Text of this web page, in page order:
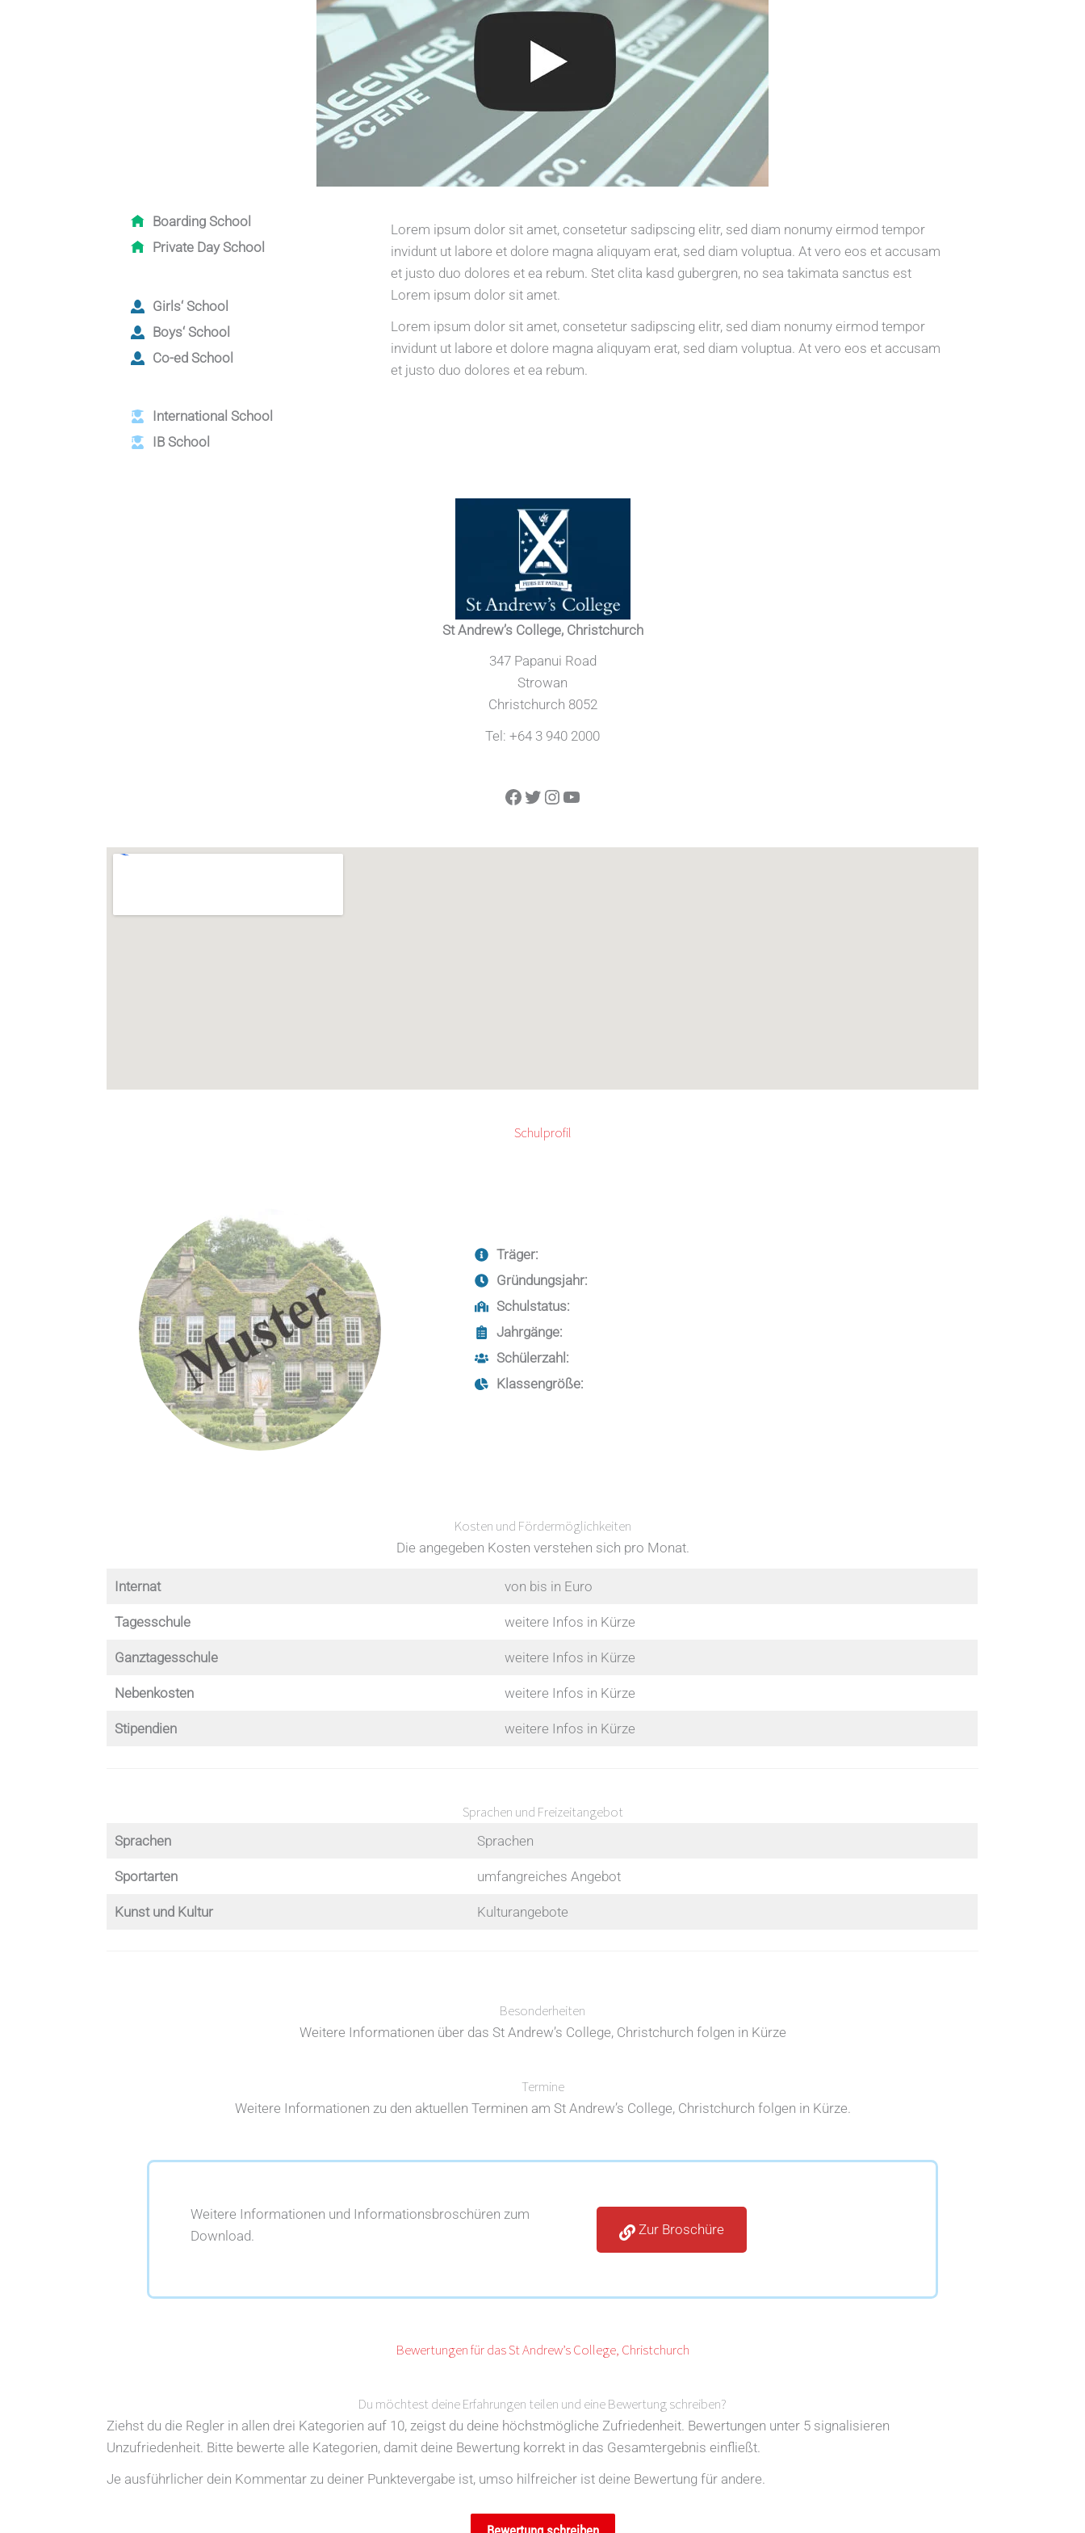
Boarding School
Private Day School
Girls‘ School
Boys‘ School
Co-ed School
International School
IB School
Lorem ipsum dolor sit amet, consetetur sadipscing elitr, sed diam nonumy eirmod tempor
invidunt ut labore et dolore magna aliquyam erat, sed diam voluptua. At vero eos et accusam
et justo duo dolores et ea rebum. Stet clita kasd gubergren, no sea takimata sanctus est
Lorem ipsum dolor sit amet.
Lorem ipsum dolor sit amet, consetetur sadipscing elitr, sed diam nonumy eirmod tempor
invidunt ut labore et dolore magna aliquyam erat, sed diam voluptua. At vero eos et accusam
et justo duo dolores et ea rebum.
St Andrew’s College, Christchurch
347 Papanui Road
Strowan
Christchurch 8052
Tel: +64 3 940 2000
Facebook
Twitter
Instagram
YouTube
Schulprofil
Träger:
Gründungsjahr:
Schulstatus:
Jahrgänge:
Schülerzahl:
Klassengröße:
Kosten und Fördermöglichkeiten
Die angegeben Kosten verstehen sich pro Monat.
Internat von bis in Euro
Tagesschule weitere Infos in Kürze
Ganztagesschule weitere Infos in Kürze
Nebenkosten weitere Infos in Kürze
Stipendien weitere Infos in Kürze
Sprachen und Freizeitangebot
Sprachen Sprachen
Sportarten umfangreiches Angebot
Kunst und Kultur Kulturangebote
Besonderheiten
Weitere Informationen über das St Andrew’s College, Christchurch folgen in Kürze
Termine
Weitere Informationen zu den aktuellen Terminen am St Andrew’s College, Christchurch folgen in Kürze.
Weitere Informationen und Informationsbroschüren zum
Download.
Zur Broschüre
Bewertungen für das St Andrew’s College, Christchurch
Du möchtest deine Erfahrungen teilen und eine Bewertung schreiben?
Ziehst du die Regler in allen drei Kategorien auf 10, zeigst du deine höchstmögliche Zufriedenheit. Bewertungen unter 5 signalisieren
Unzufriedenheit. Bitte bewerte alle Kategorien, damit deine Bewertung korrekt in das Gesamtergebnis einfließt.
Je ausführlicher dein Kommentar zu deiner Punktevergabe ist, umso hilfreicher ist deine Bewertung für andere.